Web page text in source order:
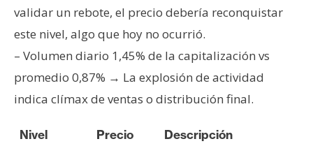
validar un rebote, el precio debería reconquistar
este nivel, algo que hoy no ocurrió.
– Volumen diario 1,45% de la capitalización vs
promedio 0,87% → La explosión de actividad
indica clímax de ventas o distribución final.
Nivel Precio Descripción